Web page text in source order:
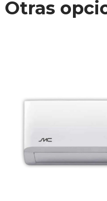
Otras